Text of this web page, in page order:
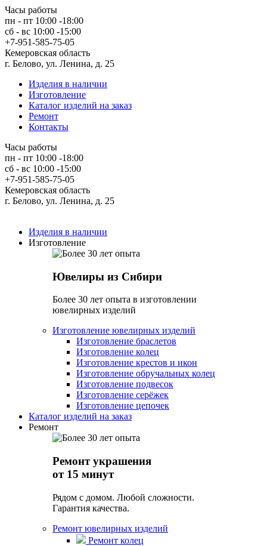
Часы работы
пн - пт 10:00 -18:00
сб - вс 10:00 -15:00
+7-951-585-75-05
Кемеровская область
г. Белово, ул. Ленина, д. 25
Изделия в наличии
Изготовление
Каталог изделий на заказ
Ремонт
Контакты
Часы работы
пн - пт 10:00 -18:00
сб - вс 10:00 -15:00
+7-951-585-75-05
Кемеровская область
г. Белово, ул. Ленина, д. 25
Изделия в наличии
Изготовление
Ювелиры из Сибири
Более 30 лет опыта в изготовлении
ювелирных изделий
Изготовление ювелирных изделий
Изготовление браслетов
Изготовление колец
Изготовление крестов и икон
Изготовление обручальных колец
Изготовление подвесок
Изготовление серёжек
Изготовление цепочек
Каталог изделий на заказ
Ремонт
Ремонт украшения
от 15 минут
Рядом с домом. Любой сложности.
Гарантия качества.
Ремонт ювелирных изделий
Ремонт колец